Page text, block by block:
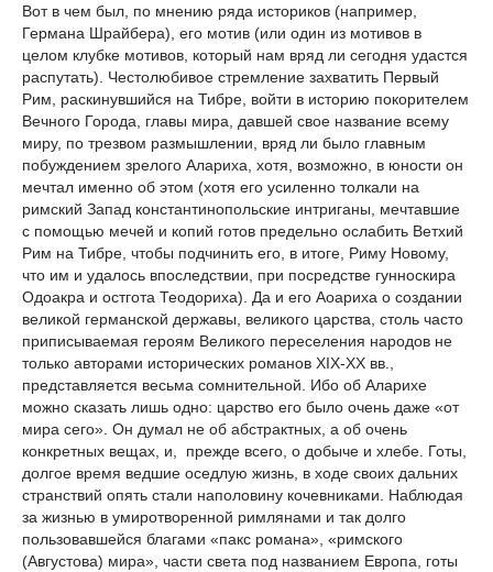
Вот в чем был, по мнению ряда историков (например,
Германа Шрайбера), его мотив (или один из мотивов в
целом клубке мотивов, который нам вряд ли сегодня удастся
распутать). Честолюбивое стремление захватить Первый
Рим, раскинувшийся на Тибре, войти в историю покорителем
Вечного Города, главы мира, давшей свое название всему
миру, по трезвом размышлении, вряд ли было главным
побуждением зрелого Алариха, хотя, возможно, в юности он
мечтал именно об этом (хотя его усиленно толкали на
римский Запад константинопольские интриганы, мечтавшие
с помощью мечей и копий готов предельно ослабить Ветхий
Рим на Тибре, чтобы подчинить его, в итоге, Риму Новому,
что им и удалось впоследствии, при посредстве гунноскира
Одоакра и остгота Теодориха). Да и его Аоариха о создании
великой германской державы, великого царства, столь часто
приписываемая героям Великого переселения народов не
только авторами исторических романов XIX-ХХ вв.,
представляется весьма сомнительной. Ибо об Аларихе
можно сказать лишь одно: царство его было очень даже «от
мира сего». Он думал не об абстрактных, а об очень
конкретных вещах, и, прежде всего, о добыче и хлебе. Готы,
долгое время ведшие оседлую жизнь, в ходе своих дальних
странствий опять стали наполовину кочевниками. Наблюдая
за жизнью в умиротворенной римлянами и так долго
пользовавшейся благами «пакс романа», «римского
(Августова) мира», части света под названием Европа, готы